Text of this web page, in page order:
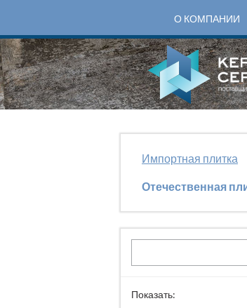
О КОМПАНИИ
Импортная плитка
Отечественная
Показать: